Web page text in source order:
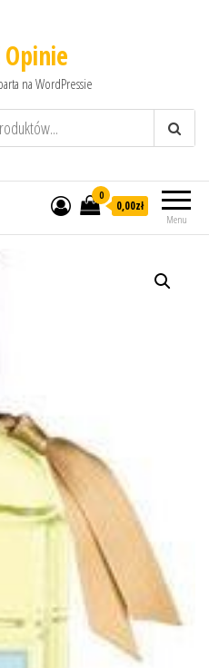
Opinie
na WordPressie
Menu
0
0,00zł